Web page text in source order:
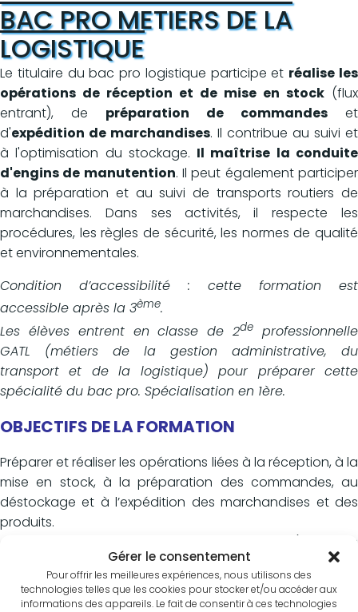
Gérer le consentement
Pour offrir les meilleures expériences, nous utilisons des
technologies telles que les cookies pour stocker et/ou accéder aux
informations des appareils. Le fait de consentir à ces technologies
BAC PRO METIERS DE LA
LOGISTIQUE
Le titulaire du bac pro logistique participe et réalise les
opérations de réception et de mise en stock (flux
entrant), de préparation de commandes et
d'expédition de marchandises. Il contribue au suivi et
à l'optimisation du stockage. Il maîtrise la conduite
d'engins de manutention. Il peut également participer
à la préparation et au suivi de transports routiers de
marchandises. Dans ses activités, il respecte les
procédures, les règles de sécurité, les normes de qualité
et environnementales.
Condition d’accessibilité : cette formation est
accessible après la 3ème.
Les élèves entrent en classe de 2de professionnelle
GATL (métiers de la gestion administrative, du
transport et de la logistique) pour préparer cette
spécialité du bac pro. Spécialisation en 1ère.
OBJECTIFS DE LA FORMATION
Préparer et réaliser les opérations liées à la réception, à la
mise en stock, à la préparation des commandes, au
déstockage et à l’expédition des marchandises et des
produits.
Assurer la gestion et le suivi des stocks (suivi des
mouvements et des informations associées).
Respecter les procédures, les règles d’hygiène et de
sécurité.